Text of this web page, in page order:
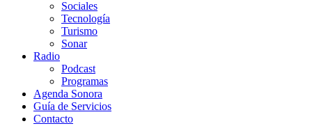
Sociales
Tecnología
Turismo
Sonar
Radio
Podcast
Programas
Agenda Sonora
Guía de Servicios
Contacto